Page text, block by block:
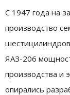
С 1947 года на
производство
ЯАЗ-206
производства и
опирались